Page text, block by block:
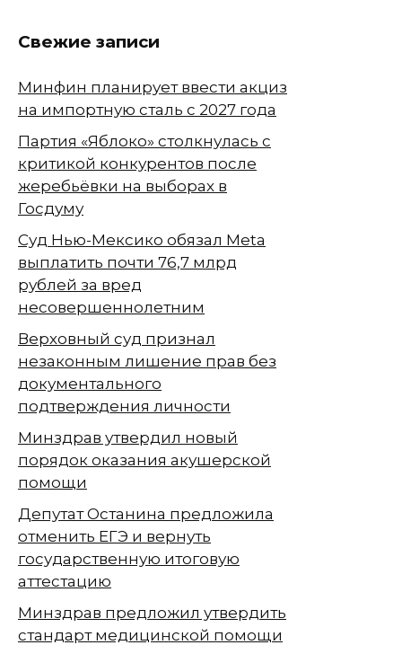
Свежие записи
Минфин планирует ввести акциз
на импортную сталь с 2027 года
Партия «Яблоко» столкнулась с
критикой конкурентов после
жеребьёвки на выборах в
Госдуму
Суд Нью-Мексико обязал Meta
выплатить почти 76,7 млрд
рублей за вред
несовершеннолетним
Верховный суд признал
незаконным лишение прав без
документального
подтверждения личности
Минздрав утвердил новый
порядок оказания акушерской
помощи
Депутат Останина предложила
отменить ЕГЭ и вернуть
государственную итоговую
аттестацию
Минздрав предложил утвердить
стандарт медицинской помощи